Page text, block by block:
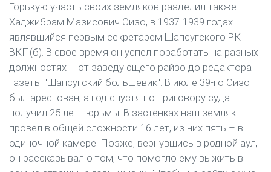
Горькую участь своих земляков разделил также
Хаджибрам Мазисович Сизо, в 1937-1939 годах
являвшийся первым секретарем Шапсугского РК
ВКП(б). В свое время он успел поработать на разных
должностях – от заведующего райзо до редактора
газеты "Шапсугский большевик". В июле 39-го Сизо
был арестован, а год спустя по приговору суда
получил 25 лет тюрьмы. В застенках наш земляк
провел в общей сложности 16 лет, из них пять – в
одиночной камере. Позже, вернувшись в родной аул,
он рассказывал о том, что помогло ему выжить в